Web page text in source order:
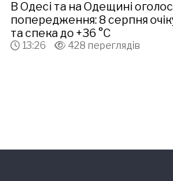
В Одесі та на Одещині
попередження: 8 серпня
та спека до +36 °С
13:26 428 переглядів